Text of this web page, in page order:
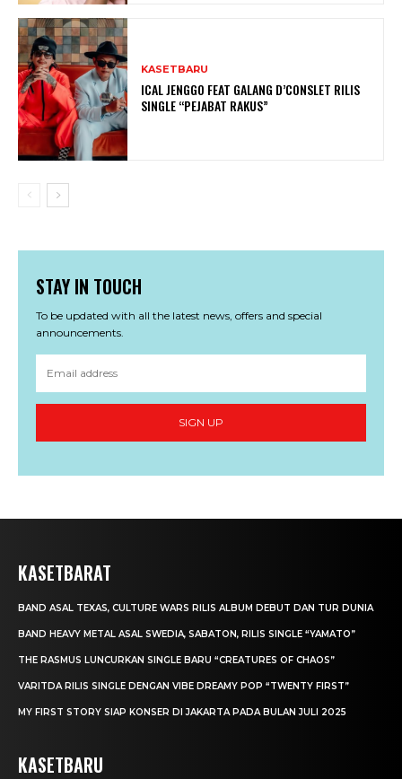
KASETBARU
ICAL JENGGO FEAT GALANG D’CONSLET RILIS
SINGLE “PEJABAT RAKUS”
STAY IN TOUCH
To be updated with all the latest news, offers and special
announcements.
SIGN UP
KASETBARAT
BAND ASAL TEXAS, CULTURE WARS RILIS ALBUM DEBUT DAN TUR DUNIA
BAND HEAVY METAL ASAL SWEDIA, SABATON, RILIS SINGLE “YAMATO”
THE RASMUS LUNCURKAN SINGLE BARU “CREATURES OF CHAOS”
VARITDA RILIS SINGLE DENGAN VIBE DREAMY POP “TWENTY FIRST”
MY FIRST STORY SIAP KONSER DI JAKARTA PADA BULAN JULI 2025
KASETBARU